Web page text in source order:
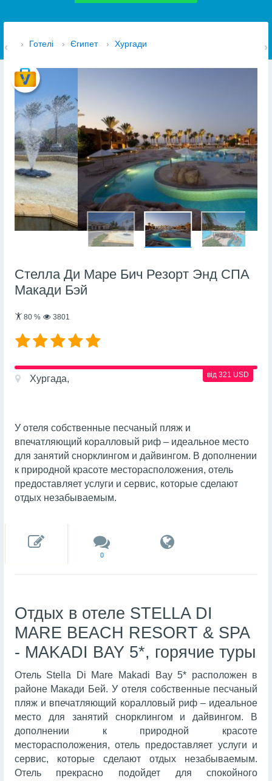
› Готелі › Єгипет › Хургади
Стелла Ди Маре Бич Резорт Энд СПА
Макади Бэй
80% 3801
від 321 USD
Хургада,
У отеля собственные песчаный пляж и
впечатляющий коралловый риф – идеальное место
для занятий снорклингом и дайвингом. В дополнении
к природной красоте месторасположения, отель
предоставляет услуги и сервис, которые сделают
отдых незабываемым.
0
Отдых в отеле STELLA DI
MARE BEACH RESORT & SPA
- MAKADI BAY 5*, горячие туры
Отель Stella Di Mare Makadi Bay 5* расположен в
районе Макади Бей. У отеля собственные песчаный
пляж и впечатляющий коралловый риф – идеальное
место для занятий снорклингом и дайвингом. В
дополнении к природной красоте
месторасположения, отель предоставляет услуги и
сервис, которые сделают отдых незабываемым.
Отель прекрасно подойдет для спокойного